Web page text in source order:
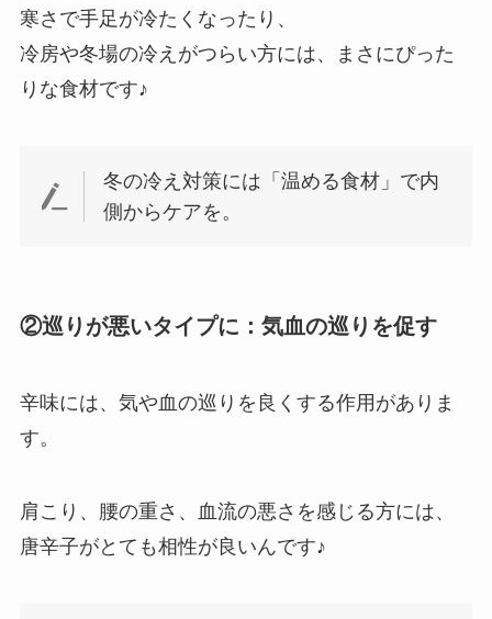
寒さで手足が冷たくなったり、
冷房や冬場の冷えがつらい方には、まさにぴった
りな食材です♪
冬の冷え対策には「温める食材」で内
側からケアを。
②巡りが悪いタイプに：気血の巡りを促す
辛味には、気や血の巡りを良くする作用がありま
す。
肩こり、腰の重さ、血流の悪さを感じる方には、
唐辛子がとても相性が良いんです♪